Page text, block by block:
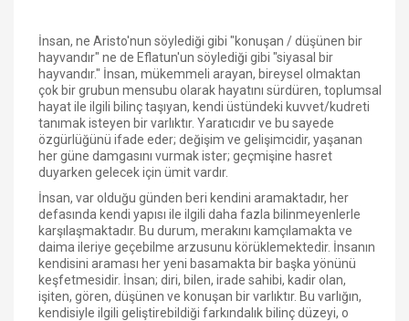
İnsan, ne Aristo'nun söylediği gibi "konuşan / düşünen bir
hayvandır" ne de Eflatun'un söylediği gibi "siyasal bir
hayvandır." İnsan, mükemmeli arayan, bireysel olmaktan
çok bir grubun mensubu olarak hayatını sürdüren, toplumsal
hayat ile ilgili bilinç taşıyan, kendi üstündeki kuvvet/kudreti
tanımak isteyen bir varlıktır. Yaratıcıdır ve bu sayede
özgürlüğünü ifade eder; değişim ve gelişimcidir, yaşanan
her güne damgasını vurmak ister; geçmişine hasret
duyarken gelecek için ümit vardır.
İnsan, var olduğu günden beri kendini aramaktadır, her
defasında kendi yapısı ile ilgili daha fazla bilinmeyenlerle
karşılaşmaktadır. Bu durum, merakını kamçılamakta ve
daima ileriye geçebilme arzusunu körüklemektedir. İnsanın
kendisini araması her yeni basamakta bir başka yönünü
keşfetmesidir. İnsan; diri, bilen, irade sahibi, kadir olan,
işiten, gören, düşünen ve konuşan bir varlıktır. Bu varlığın,
kendisiyle ilgili geliştirebildiği farkındalık bilinç düzeyi, o